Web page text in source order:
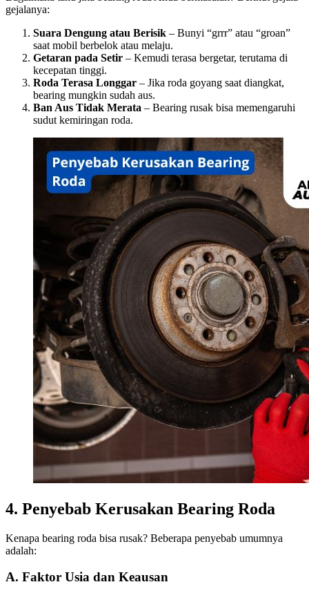
gejalanya:
Suara Dengung atau Berisik – Bunyi “grrr” atau “groan”
saat mobil berbelok atau melaju.
Getaran pada Setir – Kemudi terasa bergetar, terutama di
kecepatan tinggi.
Roda Terasa Longgar – Jika roda goyang saat diangkat,
bearing mungkin sudah aus.
Ban Aus Tidak Merata – Bearing rusak bisa memengaruhi
sudut kemiringan roda.
4. Penyebab Kerusakan Bearing Roda
Kenapa bearing roda bisa rusak? Beberapa penyebab umumnya
adalah:
A. Faktor Usia dan Keausan